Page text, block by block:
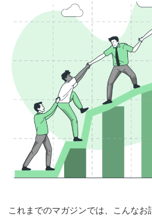
これまでのマガジンでは、こんなお